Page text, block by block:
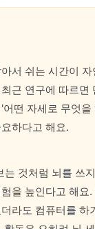
서 쉬는 시간이 자
근 연구에 따르면
떤 자세로 무엇을
하다고 해요.
는 것처럼 뇌를 쓰
을 높인다고 해요
라도 컴퓨터를 하